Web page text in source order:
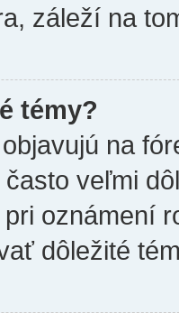
záleží na
témy?
na
veľmi
oznámení
dôležité